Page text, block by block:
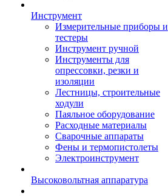
Инструмент
Измерительные приборы и
тестеры
Инструмент ручной
Инструменты для
опрессовки, резки и
изоляции
Лестницы, строительные
ходули
Паяльное оборудование
Расходные материалы
Сварочные аппараты
Фены и термопистолеты
Электроинструмент
Высоковольтная аппаратура